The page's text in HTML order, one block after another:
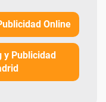
Online
y Publicidad